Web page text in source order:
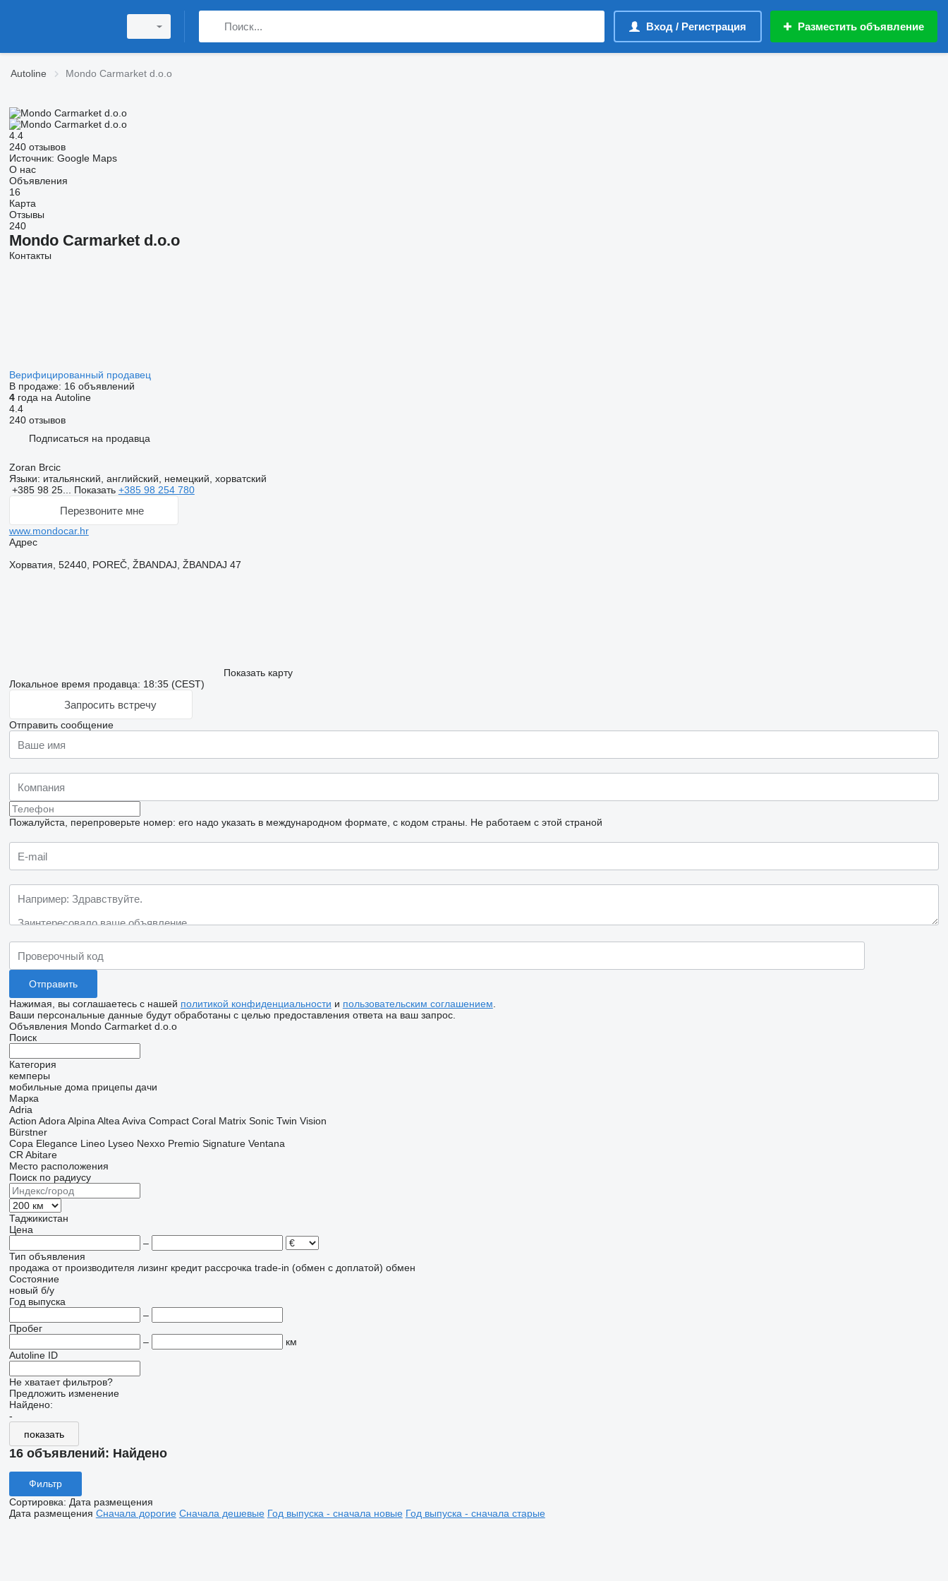
Вход / Регистрация Разместить объявление
Autoline Mondo Carmarket d.o.o
4.4
240 отзывов
Источник: Google Maps
О нас
Объявления
16
Карта
Отзывы
240
Mondo Carmarket d.o.o
Контакты
Верифицированный продавец
В продаже: 16 объявлений
4года на Autoline
4.4
240 отзывов
Подписаться на продавца
Zoran Brcic
Языки: итальянский, английский, немецкий, хорватский
+385 98 25... Показать +385 98 254 780
Перезвоните мне
www.mondocar.hr
Адрес
Хорватия, 52440, POREČ, ŽBANDAJ, ŽBANDAJ 47
Показать карту
Локальное время продавца: 18:35 (CEST)
Запросить встречу
Отправить сообщение
Пожалуйста, перепроверьте номер: его надо указать в международном формате, с кодом страны. Не работаем с этой страной
Нажимая, вы соглашаетесь с нашей политикой конфиденциальности и пользовательским соглашением
Ваши персональные данные будут обработаны с целью предоставления ответа на ваш запрос.
Объявления Mondo Carmarket d.o.o
Поиск
Категория
кемперы
мобильные дома прицепы дачи
Марка
Adria
Action Adora Alpina Altea Aviva Compact Coral Matrix Sonic Twin Vision
Bürstner
Copa Elegance Lineo Lyseo Nexxo Premio Signature Ventana
CR Abitare
Место расположения
Поиск по радиусу
Таджикистан
Цена
–
Тип объявления
продажа от производителя лизинг кредит рассрочка trade-in (обмен с доплатой) обмен
Состояние
новый б/у
Год выпуска
–
Пробег
–
км
Autoline ID
Не хватает фильтров?
Предложить изменение
Найдено:
-
показать
16 объявлений: Найдено
Фильтр
Сортировка: Дата размещения
Дата размещения Сначала дорогие Сначала дешевые Год выпуска - сначала новые Год выпуска - сначала старые